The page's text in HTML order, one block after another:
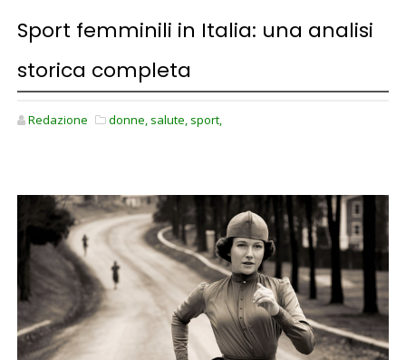
Sport femminili in Italia: una analisi
storica completa
Redazione donne, salute, sport,